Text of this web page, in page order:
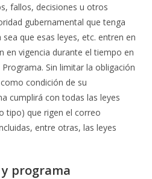
fallos, decisiones u otros
gubernamental que tenga
que esas leyes, etc. entren en
en vigencia durante el tiempo en
Sin limitar la obligación
condición de su
cumplirá con todas las leyes
tipo) que rigen el correo
entre otras, las leyes
programa